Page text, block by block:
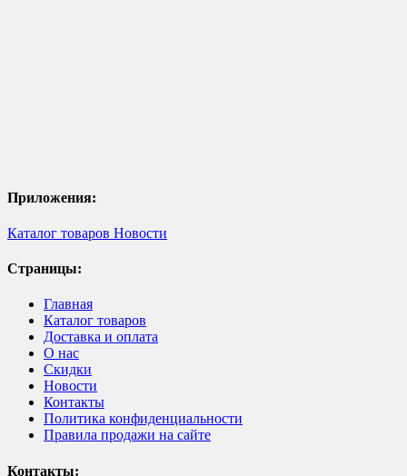
Приложения:
Каталог товаров Новости
Страницы:
Главная
Каталог товаров
Доставка и оплата
О нас
Скидки
Новости
Контакты
Политика конфиденциальности
Правила продажи на сайте
Контакты: